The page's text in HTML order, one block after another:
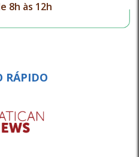
8h às 12h
RÁPIDO